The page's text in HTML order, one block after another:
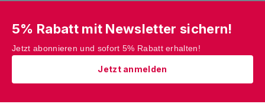
5% Rabatt mit Newsletter sichern!
Jetzt abonnieren und sofort 5% Rabatt erhalten!
Jetzt anmelden